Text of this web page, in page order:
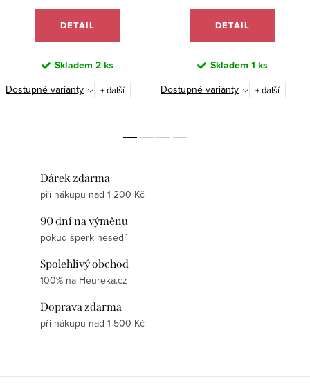
DETAIL
Skladem 2 ks
Dostupné varianty + další
DETAIL
Skladem 1 ks
Dostupné varianty + další
Dárek zdarma
při nákupu nad 1 200 Kč
90 dní na výměnu
pokud šperk nesedí
Spolehlivý obchod
100% na Heureka.cz
Doprava zdarma
při nákupu nad 1 500 Kč